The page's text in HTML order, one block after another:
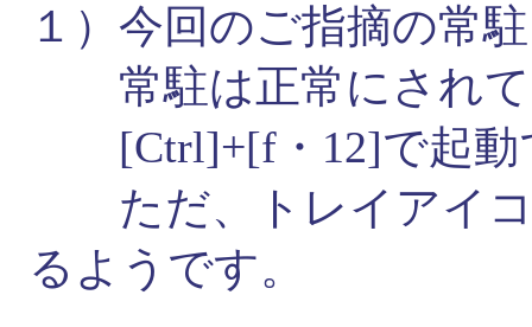
１）今回のご指摘の常
常駐は正常にされて
[Ctrl]+[f・12]で起動
ただ、トレイアイコ
るようです。